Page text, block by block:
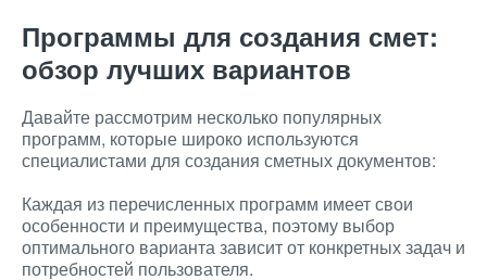
Программы для создания смет:
обзор лучших вариантов
Давайте рассмотрим несколько популярных
программ, которые широко используются
специалистами для создания сметных документов:
Каждая из перечисленных программ имеет свои
особенности и преимущества, поэтому выбор
оптимального варианта зависит от конкретных задач и
потребностей пользователя.